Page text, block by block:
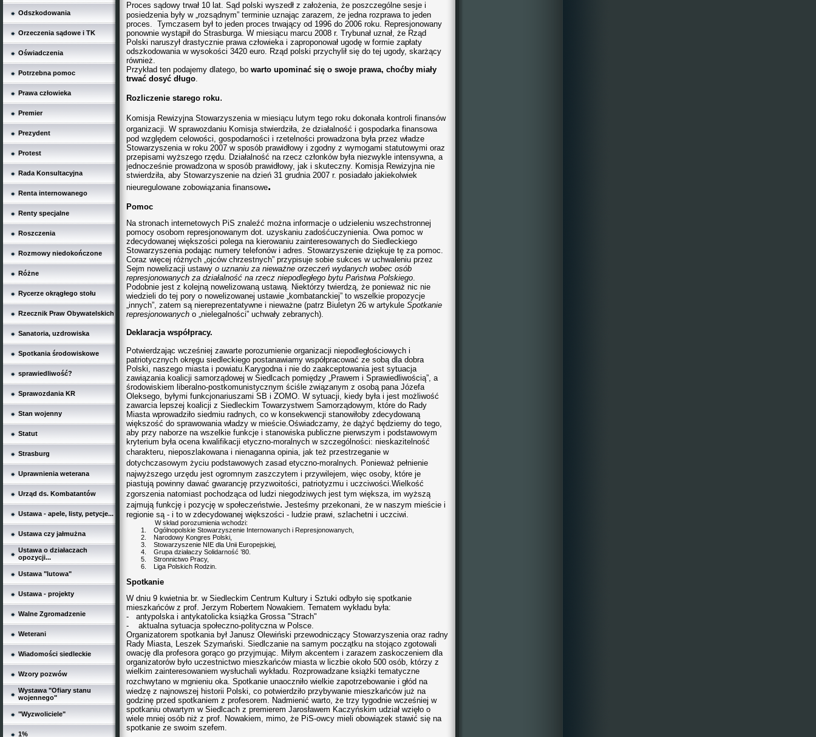
Odszkodowania
Orzeczenia sądowe i TK
Oświadczenia
Potrzebna pomoc
Prawa człowieka
Premier
Prezydent
Protest
Rada Konsultacyjna
Renta internowanego
Renty specjalne
Roszczenia
Rozmowy niedokończone
Różne
Rycerze okrągłego stołu
Rzecznik Praw Obywatelskich
Sanatoria, uzdrowiska
Spotkania środowiskowe
sprawiedliwość?
Sprawozdania KR
Stan wojenny
Statut
Strasburg
Uprawnienia weterana
Urząd ds. Kombatantów
Ustawa - apele, listy, petycje...
Ustawa czy jałmużna
Ustawa o działaczach
opozycji...
Ustawa "lutowa"
Ustawa - projekty
Walne Zgromadzenie
Weterani
Wiadomości siedleckie
Wzory pozwów
Wystawa "Ofiary stanu
wojennego"
"Wyzwoliciele"
1%
Proces sądowy trwał 10 lat. Sąd polski wyszedł z założenia, że poszczególne sesje i
posiedzenia były w „rozsądnym” terminie uznając zarazem, że jedna rozprawa to jeden
proces. Tymczasem był to jeden proces trwający od 1996 do 2006 roku. Represjonowany
ponownie wystąpił do Strasburga. W miesiącu marcu 2008 r. Trybunał uznał, że Rząd
Polski naruszył drastycznie prawa człowieka i zaproponował ugodę w formie zapłaty
odszkodowania w wysokości 3420 euro. Rząd polski przychylił się do tej ugody, skarżący
również.
Przykład ten podajemy dlatego, bo warto upominać się o swoje prawa, choćby miały
trwać dosyć długo.
Rozliczenie starego roku.
Komisja Rewizyjna Stowarzyszenia w miesiącu lutym tego roku dokonała kontroli finansów
organizacji. W sprawozdaniu Komisja stwierdziła, że działalność i gospodarka finansowa
pod względem celowości, gospodarności i rzetelności prowadzona była przez władze
Stowarzyszenia w roku 2007 wsposób prawidłowy i zgodny z wymogami statutowymi oraz
przepisami wyższego rzędu. Działalność na rzecz członków była niezwykle intensywna, a
jednocześnie prowadzona w sposób prawidłowy, jak i skuteczny. Komisja Rewizyjna nie
stwierdziła, aby Stowarzyszenie na dzień 31 grudnia 2007 r. posiadało jakiekolwiek
nieuregulowane zobowiązania finansowe.
Pomoc
Na stronach internetowych PiS znaleźć można informacje o udzieleniu wszechstronnej
pomocy osobom represjonowanym dot. uzyskaniu zadośćuczynienia. Owa pomoc w
zdecydowanej większości polega na kierowaniu zainteresowanych do Siedleckiego
Stowarzyszenia podając numery telefonów i adres. Stowarzyszenie dziękuje tę za pomoc.
Coraz więcej różnych „ojców chrzestnych” przypisuje sobie sukces w uchwaleniu przez
Sejm nowelizacji ustawy o uznaniu za nieważne orzeczeń wydanych wobec osób
represjonowanych za działalność na rzecz niepodległego bytu Państwa Polskiego.
Podobnie jest z kolejną nowelizowaną ustawą. Niektórzy twierdzą, że ponieważ nic nie
wiedzieli do tej pory o nowelizowanej ustawie „kombatanckiej” to wszelkie propozycje
„innych”, zatem są niereprezentatywne i nieważne (patrz Biuletyn 26 w artykule Spotkanie
represjonowanych o „nielegalności” uchwały zebranych).
Deklaracja współpracy.
Potwierdzając wcześniej zawarte porozumienie organizacji niepodległościowych i
patriotycznych okręgu siedleckiego postanawiamy współpracować ze sobą dla dobra
Polski, naszego miasta i powiatu.Karygodna i nie do zaakceptowania jest sytuacja
zawiązania koalicji samorządowej w Siedlcach pomiędzy „Prawem i Sprawiedliwością”, a
środowiskiem liberalno-postkomunistycznym ściśle związanym z osobą pana Józefa
Oleksego, byłymi funkcjonariuszami SB i ZOMO. W sytuacji, kiedy była i jest możliwość
zawarcia lepszej koalicji z Siedleckim Towarzystwem Samorządowym, które do Rady
Miasta wprowadziło siedmiu radnych, co w konsekwencji stanowiłoby zdecydowaną
większość do sprawowania władzy w mieście.Oświadczamy, że dążyć będziemy do tego,
aby przy naborze na wszelkie funkcje i stanowiska publiczne pierwszym i podstawowym
kryterium była ocena kwalifikacji etyczno-moralnych w szczególności: nieskazitelność
charakteru, nieposzlakowana i nienaganna opinia, jak też przestrzeganie w
dotychczasowym życiu podstawowych zasad etyczno-moralnych. Ponieważ pełnienie
najwyższego urzędu jest ogromnym zaszczytem i przywilejem, więc osoby, które je
piastują powinny dawać gwarancję przyzwoitości, patriotyzmu i uczciwości.Wielkość
zgorszenia natomiast pochodząca od ludzi niegodziwych jest tym większa, im wyższą
zajmują funkcję i pozycję w społeczeństwie. Jesteśmy przekonani, że w naszym mieście i
regionie są - i to w zdecydowanej większości - ludzie prawi, szlachetni i uczciwi.
W skład porozumienia wchodzi:
1.
Ogólnopolskie Stowarzyszenie Internowanych i Represjonowanych,
2.
Narodowy Kongres Polski,
3.
Stowarzyszenie NIE dla Unii Europejskiej,
4.
Grupa działaczy Solidarność ’80.
5.
Stronnictwo Pracy,
6.
Liga Polskich Rodzin.
Spotkanie
W dniu 9 kwietnia br. w Siedleckim Centrum Kultury i Sztuki odbyło się spotkanie
mieszkańców z prof. Jerzym Robertem Nowakiem. Tematem wykładu była:
- antypolska i antykatolicka książka Grossa "Strach"
- aktualna sytuacja społeczno-polityczna w Polsce.
Organizatorem spotkania był Janusz Olewiński przewodniczący Stowarzyszenia oraz radny
Rady Miasta, Leszek Szymański. Siedlczanie na samym początku na stojąco zgotowali
owację dla profesora gorąco go przyjmując. Miłym akcentem i zarazem zaskoczeniem dla
organizatorów było uczestnictwo mieszkańców miasta w liczbie około 500 osób, którzy z
wielkim zainteresowaniem wysłuchali wykładu. Rozprowadzane książki tematyczne
rozchwytano w mgnieniu oka. Spotkanie unaoczniło wielkie zapotrzebowanie i głód na
wiedzę z najnowszej historii Polski, co potwierdziło przybywanie mieszkańców już na
godzinę przed spotkaniem z profesorem. Nadmienić warto, że trzy tygodnie wcześniej w
spotkaniu otwartym w Siedlcach z premierem Jarosławem Kaczyńskim udział wzięło o
wiele mniej osób niż z prof. Nowakiem, mimo, że PiS-owcy mieli obowiązek stawić się na
spotkanie ze swoim szefem.